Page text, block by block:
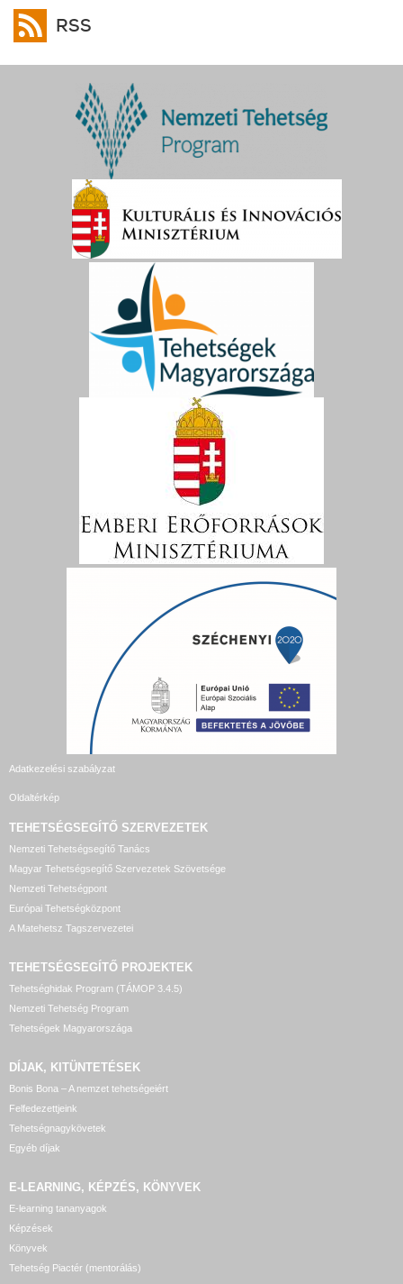
RSS
Adatkezelési szabályzat
Oldaltérkép
TEHETSÉGSEGÍTŐ SZERVEZETEK
Nemzeti Tehetségsegítő Tanács
Magyar Tehetségsegítő Szervezetek Szövetsége
Nemzeti Tehetségpont
Európai Tehetségközpont
A Matehetsz Tagszervezetei
TEHETSÉGSEGÍTŐ PROJEKTEK
Tehetséghidak Program (TÁMOP 3.4.5)
Nemzeti Tehetség Program
Tehetségek Magyarországa
DÍJAK, KITÜNTETÉSEK
Bonis Bona – A nemzet tehetségeiért
Felfedezettjeink
Tehetségnagykövetek
Egyéb díjak
E-LEARNING, KÉPZÉS, KÖNYVEK
E-learning tananyagok
Képzések
Könyvek
Tehetség Piactér (mentorálás)